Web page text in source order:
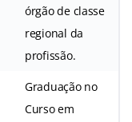
órgão de classe
regional da
profissão.
Graduação no
Curso em